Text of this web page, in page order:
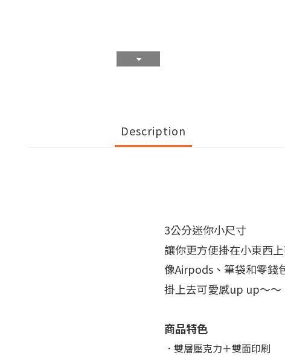
Description
3公分迷你小尺寸
讓你更方便掛在小東西
像Airpods、筆袋和零錢
掛上去可愛感up up～～
商品特色
．雙層壓克力＋雙面印刷